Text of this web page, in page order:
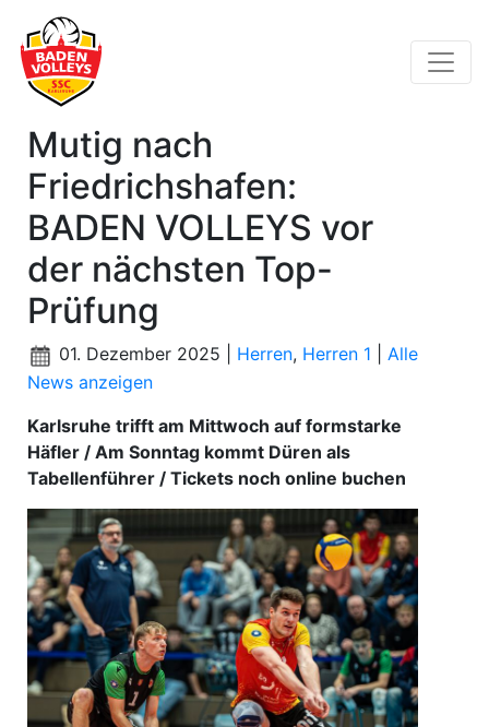
Mutig nach
Friedrichshafen:
BADEN VOLLEYS vor
der nächsten Top-
Prüfung
01. Dezember 2025 | Herren, Herren 1
Alle
News anzeigen
Karlsruhe trifft am Mittwoch auf formstarke
Häfler / Am Sonntag kommt Düren als
Tabellenführer / Tickets noch online buchen